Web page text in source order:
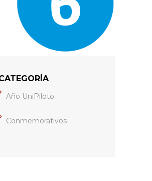
Año UniPiloto
Conmemorativos